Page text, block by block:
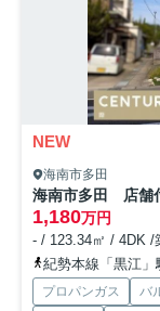
NEW
海南市多田
海南市多田 店舗
1,180万円
- / 123.34㎡ / 4DK /
紀勢本線「黒江」
プロパンガス バ